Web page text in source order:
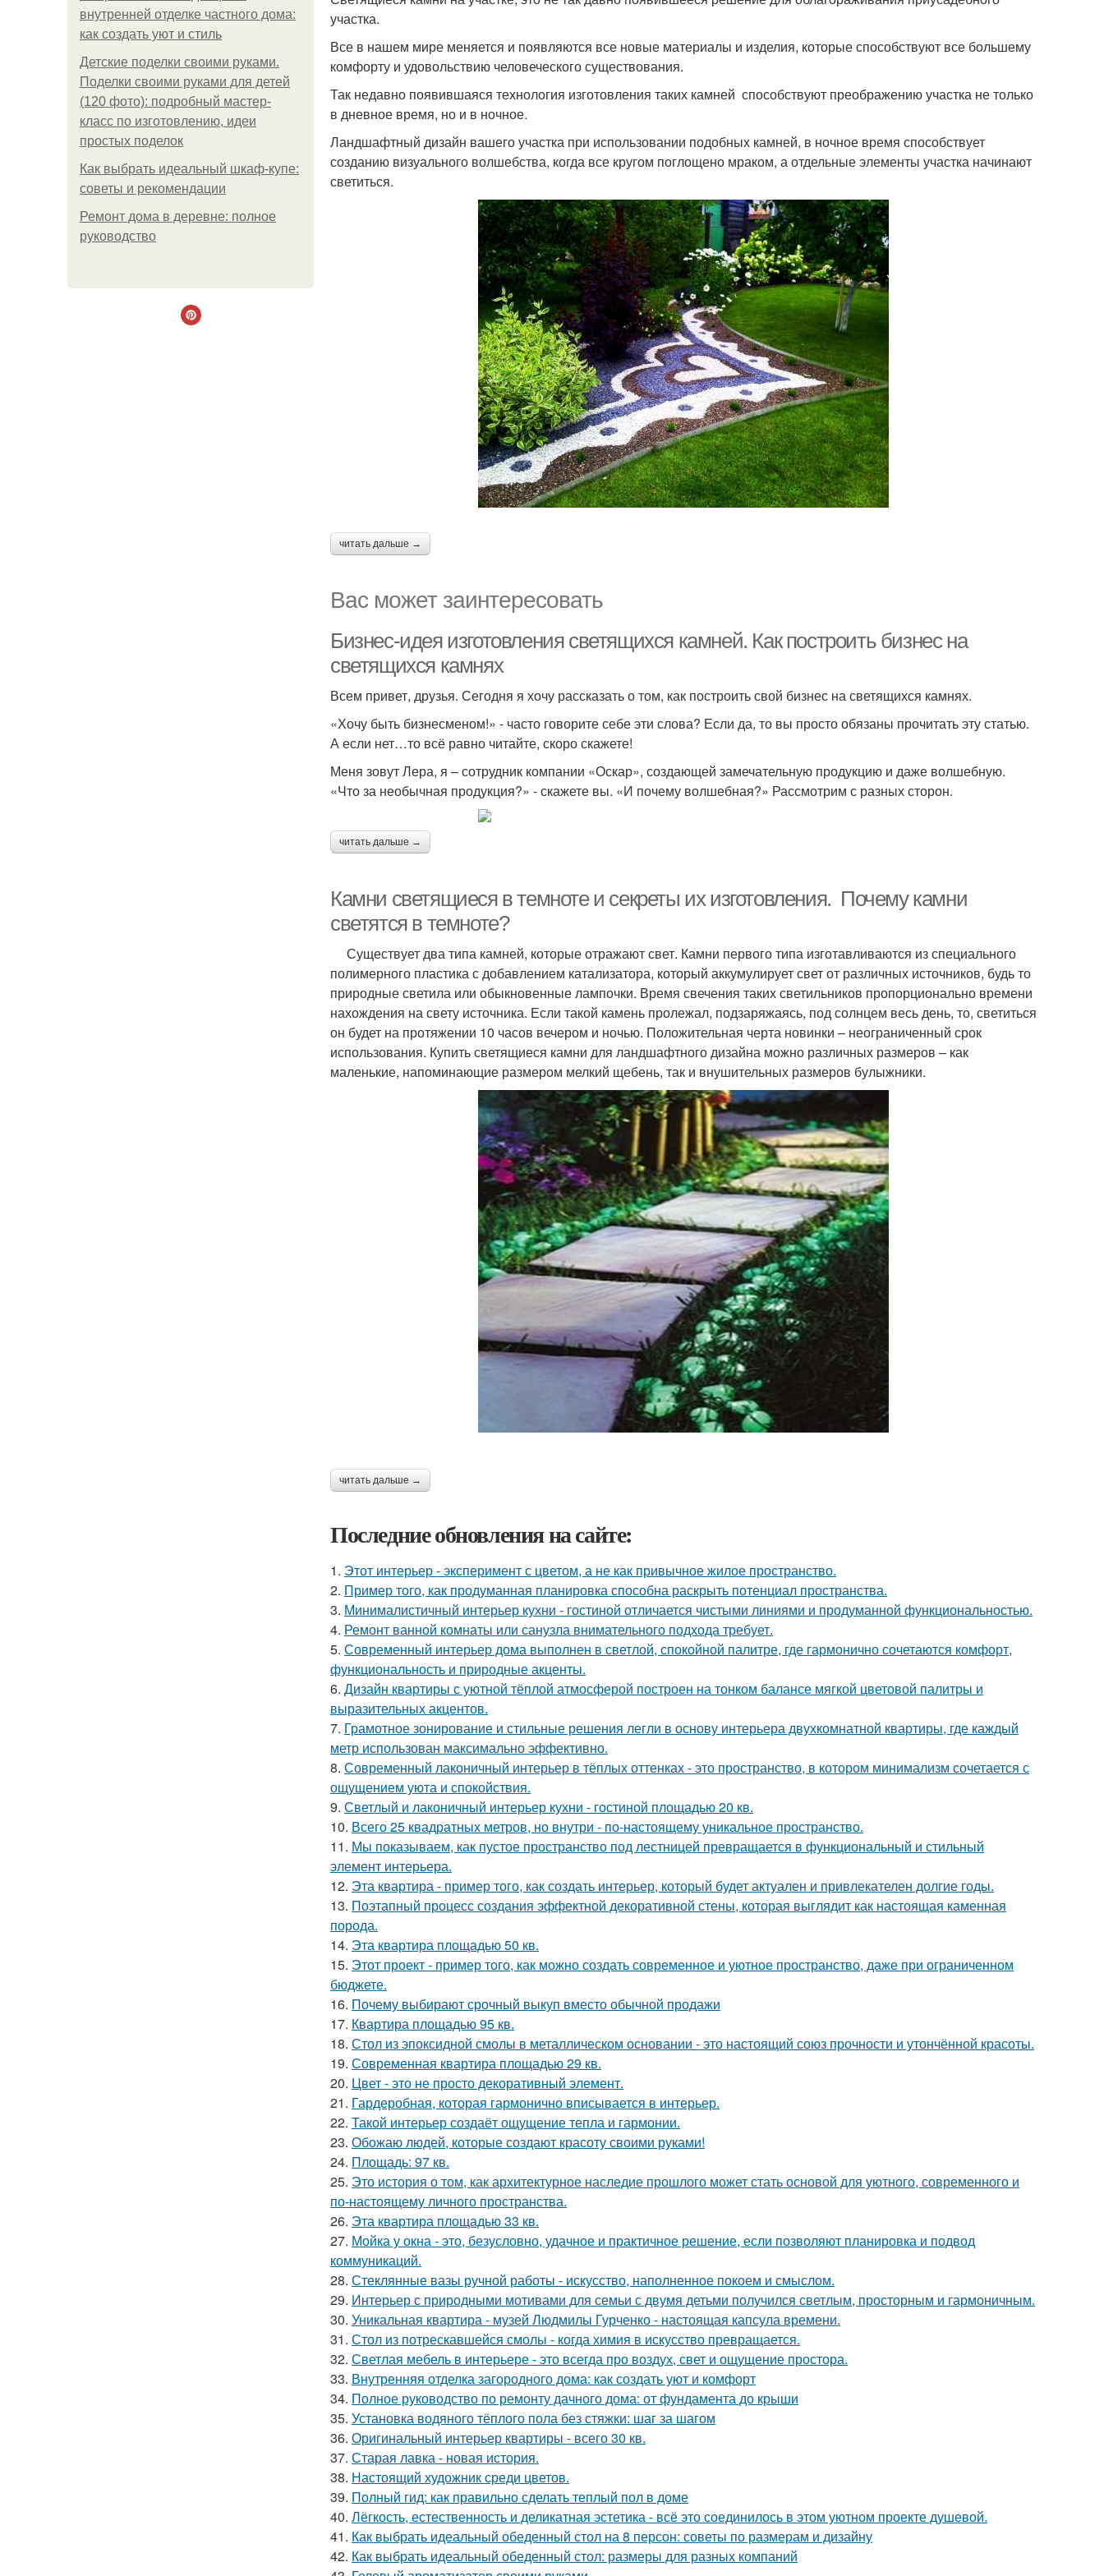
внутренней отделке частного дома:
как создать уют и стиль
Детские поделки своими руками.
Поделки своими руками для детей
(120 фото): подробный мастер-
класс по изготовлению, идеи
простых поделок
Как выбрать идеальный шкаф-купе:
советы и рекомендации
Ремонт дома в деревне: полное
руководство
участка.
Все в нашем мире меняется и появляются все новые материалы и изделия, которые способствуют все большему
комфорту и удовольствию человеческого существования.
Так недавно появившаяся технология изготовления таких камней способствуют преображению участка не только
в дневное время, но и в ночное.
Ландшафтный дизайн вашего участка при использовании подобных камней, в ночное время способствует
созданию визуального волшебства, когда все кругом поглощено мраком, а отдельные элементы участка начинают
светиться.
читать дальше →
Вас может заинтересовать
Бизнес-идея изготовления светящихся камней. Как построить бизнес на
светящихся камнях
Всем привет, друзья. Сегодня я хочу рассказать о том, как построить свой бизнес на светящихся камнях.
«Хочу быть бизнесменом!» - часто говорите себе эти слова? Если да, то вы просто обязаны прочитать эту статью.
А если нет…то всё равно читайте, скоро скажете!
Меня зовут Лера, я – сотрудник компании «Оскар», создающей замечательную продукцию и даже волшебную.
«Что за необычная продукция?» - скажете вы. «И почему волшебная?» Рассмотрим с разных сторон.
читать дальше →
Камни светящиеся в темноте и секреты их изготовления. Почему камни
светятся в темноте?
Существует два типа камней, которые отражают свет. Камни первого типа изготавливаются из специального
полимерного пластика с добавлением катализатора, который аккумулирует свет от различных источников, будь то
природные светила или обыкновенные лампочки. Время свечения таких светильников пропорционально времени
нахождения на свету источника. Если такой камень пролежал, подзаряжаясь, под солнцем весь день, то, светиться
он будет на протяжении 10 часов вечером и ночью. Положительная черта новинки – неограниченный срок
использования. Купить светящиеся камни для ландшафтного дизайна можно различных размеров – как
маленькие, напоминающие размером мелкий щебень, так и внушительных размеров булыжники.
читать дальше →
Последние обновления на сайте:
1. Этот интерьер - эксперимент с цветом, а не как привычное жилое пространство.
2. Пример того, как продуманная планировка способна раскрыть потенциал пространства.
3. Минималистичный интерьер кухни - гостиной отличается чистыми линиями и продуманной функциональностью.
4. Ремонт ванной комнаты или санузла внимательного подхода требует.
5. Современный интерьер дома выполнен в светлой, спокойной палитре, где гармонично сочетаются комфорт,
функциональность и природные акценты.
6. Дизайн квартиры с уютной тёплой атмосферой построен на тонком балансе мягкой цветовой палитры и
выразительных акцентов.
7. Грамотное зонирование и стильные решения легли в основу интерьера двухкомнатной квартиры, где каждый
метр использован максимально эффективно.
8. Современный лаконичный интерьер в тёплых оттенках - это пространство, в котором минимализм сочетается с
ощущением уюта и спокойствия.
9. Светлый и лаконичный интерьер кухни - гостиной площадью 20 кв.
10. Всего 25 квадратных метров, но внутри - по-настоящему уникальное пространство.
11. Мы показываем, как пустое пространство под лестницей превращается в функциональный и стильный
элемент интерьера.
12. Эта квартира - пример того, как создать интерьер, который будет актуален и привлекателен долгие годы.
13. Поэтапный процесс создания эффектной декоративной стены, которая выглядит как настоящая каменная
порода.
14. Эта квартира площадью 50 кв.
15. Этот проект - пример того, как можно создать современное и уютное пространство, даже при ограниченном
бюджете.
16. Почему выбирают срочный выкуп вместо обычной продажи
17. Квартира площадью 95 кв.
18. Стол из эпоксидной смолы в металлическом основании - это настоящий союз прочности и утончённой красоты.
19. Современная квартира площадью 29 кв.
20. Цвет - это не просто декоративный элемент.
21. Гардеробная, которая гармонично вписывается в интерьер.
22. Такой интерьер создаёт ощущение тепла и гармонии.
23. Обожаю людей, которые создают красоту своими руками!
24. Площадь: 97 кв.
25. Это история о том, как архитектурное наследие прошлого может стать основой для уютного, современного и
по-настоящему личного пространства.
26. Эта квартира площадью 33 кв.
27. Мойка у окна - это, безусловно, удачное и практичное решение, если позволяют планировка и подвод
коммуникаций.
28. Стеклянные вазы ручной работы - искусство, наполненное покоем и смыслом.
29. Интерьер с природными мотивами для семьи с двумя детьми получился светлым, просторным и гармоничным.
30. Уникальная квартира - музей Людмилы Гурченко - настоящая капсула времени.
31. Стол из потрескавшейся смолы - когда химия в искусство превращается.
32. Светлая мебель в интерьере - это всегда про воздух, свет и ощущение простора.
33. Внутренняя отделка загородного дома: как создать уют и комфорт
34. Полное руководство по ремонту дачного дома: от фундамента до крыши
35. Установка водяного тёплого пола без стяжки: шаг за шагом
36. Оригинальный интерьер квартиры - всего 30 кв.
37. Старая лавка - новая история.
38. Настоящий художник среди цветов.
39. Полный гид: как правильно сделать теплый пол в доме
40. Лёгкость, естественность и деликатная эстетика - всё это соединилось в этом уютном проекте душевой.
41. Как выбрать идеальный обеденный стол на 8 персон: советы по размерам и дизайну
42. Как выбрать идеальный обеденный стол: размеры для разных компаний